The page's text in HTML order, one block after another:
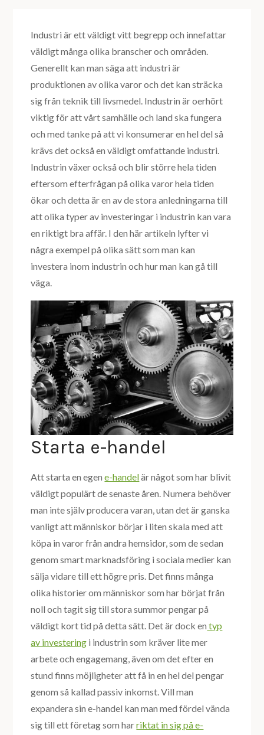
Industri är ett väldigt vitt begrepp och innefattar
väldigt många olika branscher och områden.
Generellt kan man säga att industri är
produktionen av olika varor och det kan sträcka
sig från teknik till livsmedel. Industrin är oerhört
viktig för att vårt samhälle och land ska fungera
och med tanke på att vi konsumerar en hel del så
krävs det också en väldigt omfattande industri.
Industrin växer också och blir större hela tiden
eftersom efterfrågan på olika varor hela tiden
ökar och detta är en av de stora anledningarna till
att olika typer av investeringar i industrin kan vara
en riktigt bra affär. I den här artikeln lyfter vi
några exempel på olika sätt som man kan
investera inom industrin och hur man kan gå till
väga.
Starta e-handel
Att starta en egene-handelär något som har blivit
väldigt populärt de senaste åren. Numera behöver
man inte själv producera varan, utan det är ganska
vanligt att människor börjar i liten skala med att
köpa in varor från andra hemsidor, som de sedan
genom smart marknadsföring i sociala medier kan
sälja vidare till ett högre pris. Det finns många
olika historier om människor som har börjat från
noll och tagit sig till stora summor pengar på
väldigt kort tid på detta sätt. Det är dock en typ
av investering i industrin som kräver lite mer
arbete och engagemang, även om det efter en
stund finns möjligheter att få in en hel del pengar
genom så kallad passiv inkomst. Vill man
expandera sin e-handel kan man med fördel vända
sig till ett företag som harriktat in sig på e-